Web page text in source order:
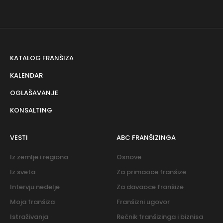
KATALOG FRANŠIZA
KALENDAR
OGLAŠAVANJE
KONSALTING
VESTI
Iz zemlje i regiona
Iz sveta
Intervju nedelje
Moja franšiza
Istraživanja
ABC FRANŠIZINGA
Osnove
Za primaoce franšize
Za davaoce franšize
Franšizni ugovor
Rečnik franšizinga i biznisa